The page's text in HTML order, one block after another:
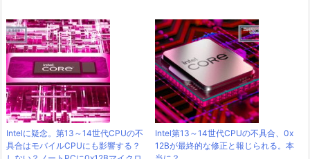
Intelに疑念。第13～14世代CPUの不
具合はモバイルCPUにも影響する？
Intel第13～14世代CPUの不具合、0x
12Bが最終的な修正と報じられる。本